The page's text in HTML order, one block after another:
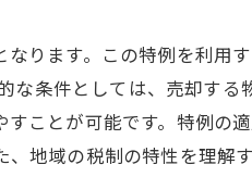
ります。この特例を利用
条件としては、売却す
ことが可能です。特例の
地域の税制の特性を理解